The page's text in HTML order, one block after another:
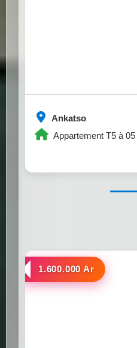
Ankatso
Appartement T5 à
a louer
1.600.000 Ar